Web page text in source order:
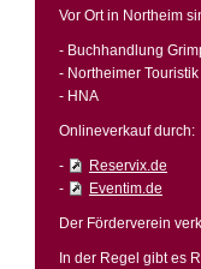
Vor Ort in Northeim
- Buchhandlung
- Northeimer Touristik
- HNA
Onlineverkauf durch:
-
Reservix.de
-
Eventim.de
Der Förderverein
In der Regel gibt es